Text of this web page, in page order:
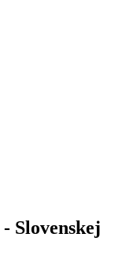
- Slovenskej